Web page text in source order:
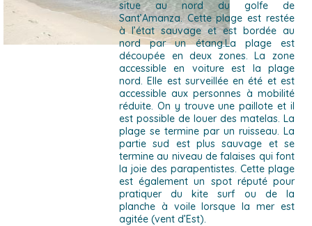
situe au nord du golfe de
Sant’Amanza. Cette plage est restée
à l’état sauvage et est bordée au
nord par un étang.La plage est
découpée en deux zones. La zone
accessible en voiture est la plage
nord. Elle est surveillée en été et est
accessible aux personnes à mobilité
réduite. On y trouve une paillote et il
est possible de louer des matelas. La
plage se termine par un ruisseau. La
partie sud est plus sauvage et se
termine au niveau de falaises qui font
la joie des parapentistes. Cette plage
est également un spot réputé pour
pratiquer du kite surf ou de la
planche à voile lorsque la mer est
agitée (vent d’Est).